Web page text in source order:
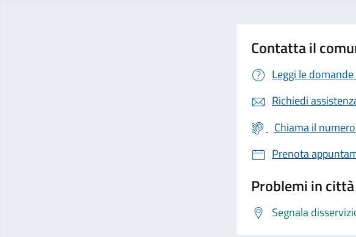
Contatta il
Leggi le
Richiedi
Chiama il
Prenota
Problemi in città
Segnala